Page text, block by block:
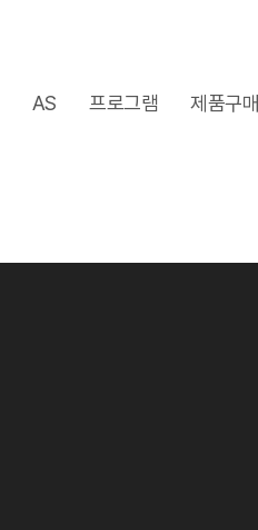
AS 프로그램 제품구매